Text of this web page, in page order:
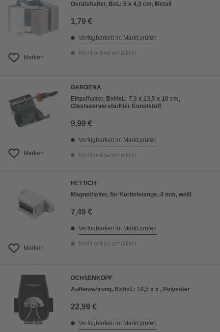
Merken
Gerätehalter, BxL: 5 x 4,3 cm, Metall
1,79 €
Verfügbarkeit im Markt prüfen
Nicht online erhältlich
Merken
GARDENA
Einzelhalter, BxHxL: 7,3 x 13,5 x 10 cm,
Glasfaserverstärkter Kunststoff
9,99 €
Verfügbarkeit im Markt prüfen
Nicht online erhältlich
Merken
HETTICH
Magnethalter, für Kurbelstange, 4 mm, weiß
7,49 €
Verfügbarkeit im Markt prüfen
Nicht online erhältlich
OCHSENKOPF
Aufbewahrung, BxHxL: 10,5 x x , Polyester
22,99 €
Verfügbarkeit im Markt prüfen